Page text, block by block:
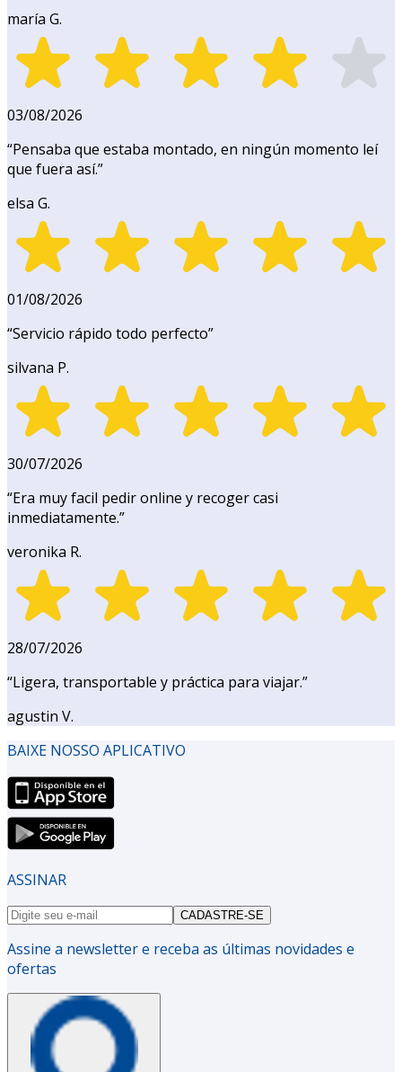
maría G.
03/08/2026
“Pensaba que estaba montado, en ningún momento leí
que fuera así.”
elsa G.
01/08/2026
“Servicio rápido todo perfecto”
silvana P.
30/07/2026
“Era muy facil pedir online y recoger casi
inmediatamente.”
veronika R.
28/07/2026
“Ligera, transportable y práctica para viajar.”
agustin V.
BAIXE NOSSO APLICATIVO
ASSINAR
CADASTRE-SE
Assine a newsletter e receba as últimas novidades e
ofertas